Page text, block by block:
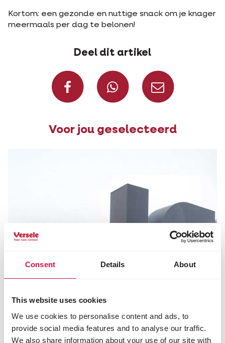
Consent Details About
This website uses cookies
We use cookies to personalise content and ads, to
provide social media features and to analyse our traffic.
We also share information about your use of our site with
Kortom: een gezonde en nuttige snack om je knager
meermaals per dag te belonen!
Deel dit artikel
Deel op Facebook
Deel via
Voor jou geselecteerd